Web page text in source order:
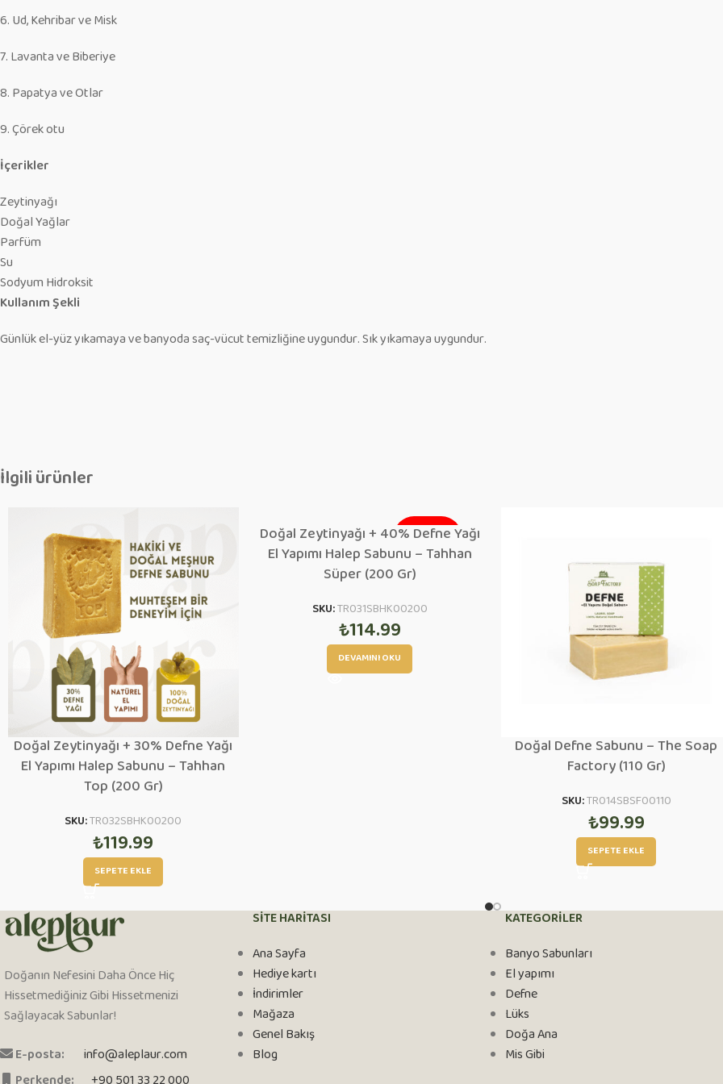
6. Ud, Kehribar ve Misk
7. Lavanta ve Biberiye
8. Papatya ve Otlar
9. Çörek otu
İçerikler
Zeytinyağı
Doğal Yağlar
Parfüm
Su
Sodyum Hidroksit
Kullanım Şekli
Günlük el-yüz yıkamaya ve banyoda saç-vücut temizliğine uygundur. Sık yıkamaya uygundur.
İlgili ürünler
Doğal Zeytinyağı + 30% Defne Yağı
El Yapımı Halep Sabunu – Tahhan
Top (200 Gr)
SKU:TR032SBHK00200
₺119.99
SEPETE EKLE
TÜKENDI
ÇOK SATAN
Doğal Zeytinyağı + 40% Defne Yağı
El Yapımı Halep Sabunu – Tahhan
Süper (200 Gr)
SKU:TR031SBHK00200
₺114.99
DEVAMINI OKU
Doğal Defne Sabunu – The Soap
Factory (110 Gr)
SKU:TR014SBSF00110
₺99.99
SEPETE EKLE
Doğanın Nefesini Daha Önce Hiç
Hissetmediğiniz Gibi Hissetmenizi
Sağlayacak Sabunlar!
E-posta:
info@aleplaur.com
SITE HARITASI
Ana Sayfa
Hediye kartı
İndirimler
Mağaza
Genel Bakış
Blog
KATEGORİLER
Banyo Sabunları
El yapımı
Defne
Lüks
Doğa Ana
Mis Gibi